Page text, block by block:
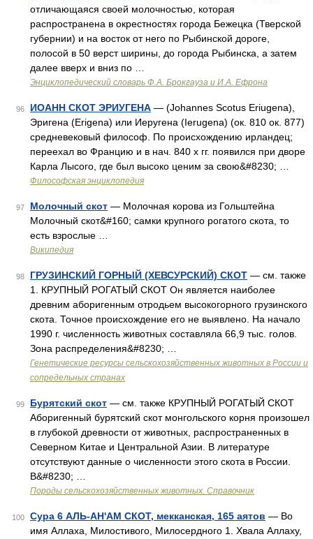
отличающаяся своей молочностью, которая
распространена в окрестностях города Бежецка (Тверской
губернии) и на восток от него по Рыбинской дороге,
полосой в 50 верст ширины, до города Рыбинска, а затем
далее вверх и вниз по …
Энциклопедический словарь Ф.А. Брокгауза и И.А. Ефрона
96 ИОАНН СКОТ ЭРИУГЕНА — (Johannes Scotus Eriugena),
Эригенa (Erigena) или Иеругена (Ierugena) (ок. 810 ок. 877)
средневековый философ. По происхождению ирландец;
переехал во Францию и в нач. 840 х гг. появился при дворе
Карла Лысого, где был высоко ценим за свою&#8230; …
Философская энциклопедия
97 Молочный скот — Молочная корова из Гольштейна
Молочный скот&#160; самки крупного рогатого скота, то
есть взрослые …
Википедия
98 ГРУЗИНСКИЙ ГОРНЫЙ (ХЕВСУРСКИЙ) СКОТ — см. также
1. КРУПНЫЙ РОГАТЫЙ СКОТ Он является наиболее
древним аборигенным отродьем высокогорного грузинского
скота. Точное происхождение его не выявлено. На начало
1990 г. численность животных составляла 66,9 тыс. голов.
Зона распределения&#8230; …
Генетические ресурсы сельскохозяйственных животных в России и
сопредельных странах
99 Бурятский скот — см. также КРУПНЫЙ РОГАТЫЙ СКОТ
Аборигенный бурятский скот монгольского корня произошел
в глубокой древности от животных, распространенных в
Северном Китае и Центральной Азии. В литературе
отсутствуют данные о численности этого скота в России.
В&#8230; …
Породы сельскохозяйственных животных. Справочник
100 Сура 6 АЛЬ-АН'АМ СКОТ, мекканская, 165 аятов — Во
имя Аллаха, Милостивого, Милосердного 1. Хвала Аллаху,